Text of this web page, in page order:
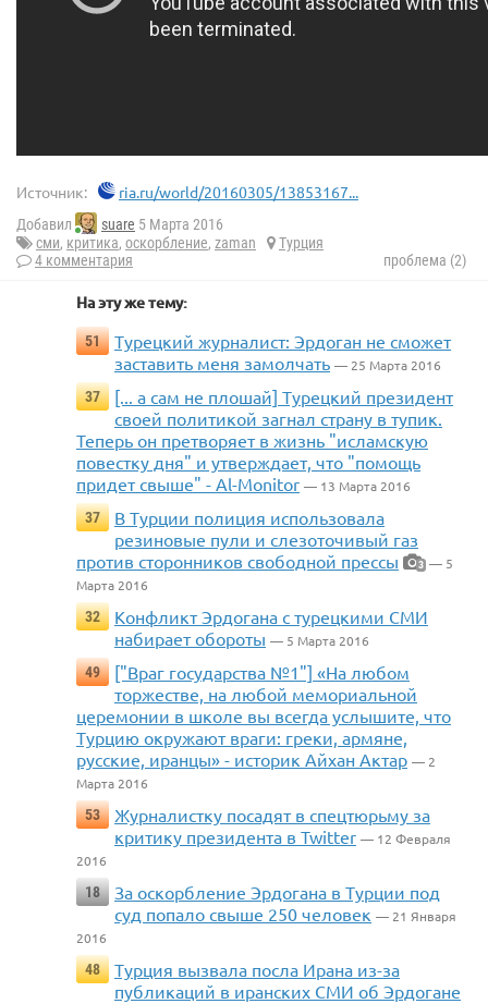
Источник: ria.ru/world/20160305/13853167...
Добавил suare 5 Марта 2016
сми, критика, оскорбление, zaman
Турция
4 комментария
проблема (2)
На эту же тему:
51
Турецкий журналист: Эрдоган не сможет
заставить меня замолчать — 25 Марта 2016
37
[... а сам не плошай] Турецкий президент
своей политикой загнал страну в тупик.
Теперь он претворяет в жизнь "исламскую
повестку дня" и утверждает, что "помощь
придет свыше" - Al-Monitor — 13 Марта 2016
37
В Турции полиция использовала
резиновые пули и слезоточивый газ
против сторонников свободной прессы
3 — 5
Марта 2016
32
Конфликт Эрдогана с турецкими СМИ
набирает обороты — 5 Марта 2016
49
["Враг государства №1"] «На любом
торжестве, на любой мемориальной
церемонии в школе вы всегда услышите, что
Турцию окружают враги: греки, армяне,
русские, иранцы» - историк Айхан Актар — 2
Марта 2016
53
Журналистку посадят в спецтюрьму за
критику президента в Twitter — 12 Февраля
2016
18
За оскорбление Эрдогана в Турции под
суд попало свыше 250 человек — 21 Января
2016
48
Турция вызвала посла Ирана из-за
публикаций в иранских СМИ об Эрдогане